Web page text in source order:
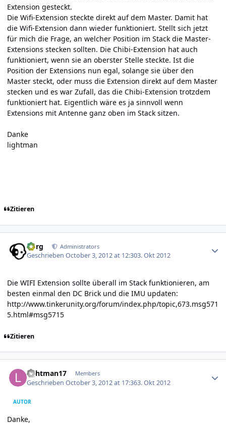
Extension gesteckt.
Die Wifi-Extension steckte direkt auf dem Master. Damit hat
die Wifi-Extension dann wieder funktioniert. Stellt sich jetzt
für mich die Frage, an welcher Position im Stack die Master-
Extensions stecken sollten. Die Chibi-Extension hat auch
funktioniert, wenn sie an oberster Stelle steckte. Ist die
Position der Extensions nun egal, solange sie über den
Master steckt, oder muss die Extension direkt auf dem Master
stecken und es war Zufall, das die Chibi-Extension trotzdem
funktioniert hat. Eigentlich wäre es ja sinnvoll wenn
Extensions mit Antenne ganz oben im Stack sitzen.
Danke
lightman
Zitieren
borg Administrators
GeschriebenOctober 3, 2012 at 12:303. Okt 2012
Die WIFI Extension sollte überall im Stack funktionieren, am
besten einmal den DC Brick und die IMU updaten:
http://www.tinkerunity.org/forum/index.php/topic,673.msg571
5.html#msg5715
Zitieren
lightman17 Members
GeschriebenOctober 3, 2012 at 17:363. Okt 2012
AUTOR
Danke,